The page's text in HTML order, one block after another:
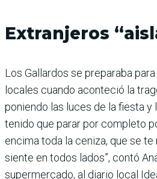
Extranjeros
Los Gallardos se preparaba
locales cuando aconteció la
poniendo las luces de la fiesta y
tenido que parar por completo
encima toda la ceniza, que se
siente en todos lados”, contó
supermercado, al diario local